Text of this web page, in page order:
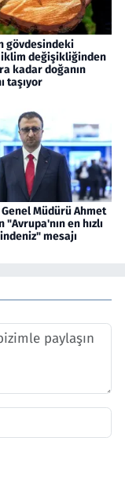
gövdesindeki
değişikliğinden
kadar doğanın
taşıyor
Genel Müdürü Ahmet
"Avrupa'nın en hızlı
mesajı